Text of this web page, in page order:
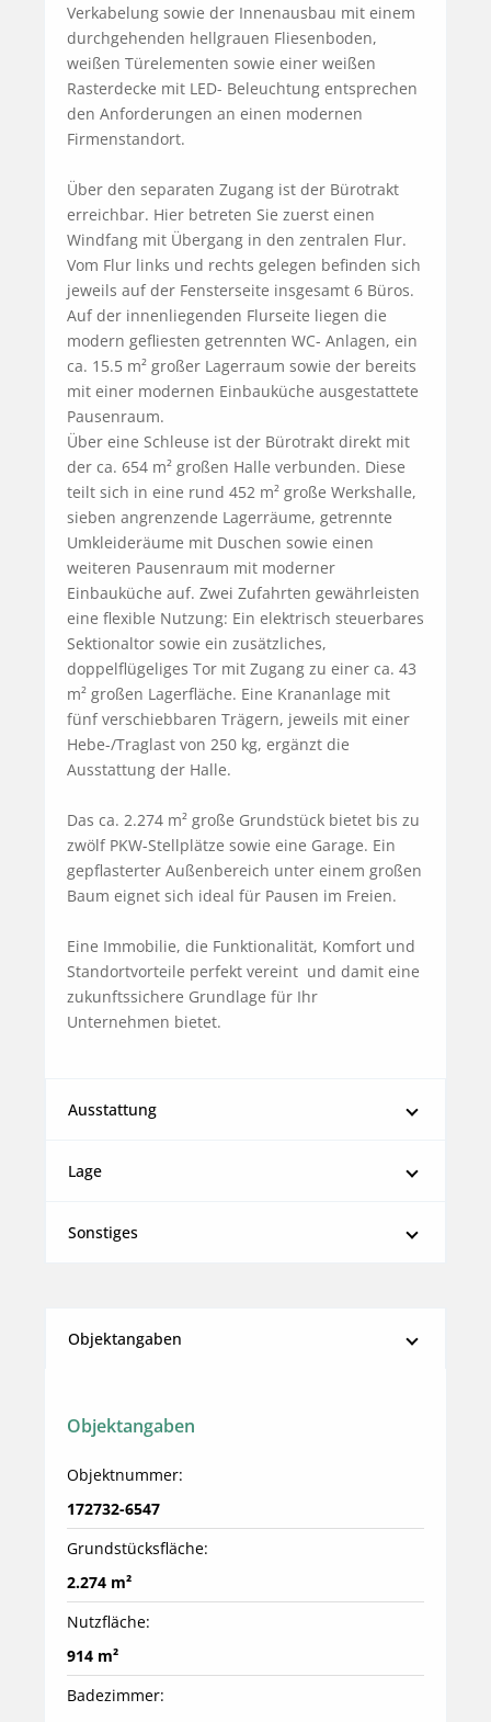
Verkabelung sowie der Innenausbau mit einem
durchgehenden hellgrauen Fliesenboden,
weißen Türelementen sowie einer weißen
Rasterdecke mit LED- Beleuchtung entsprechen
den Anforderungen an einen modernen
Firmenstandort.
Über den separaten Zugang ist der Bürotrakt
erreichbar. Hier betreten Sie zuerst einen
Windfang mit Übergang in den zentralen Flur.
Vom Flur links und rechts gelegen befinden sich
jeweils auf der Fensterseite insgesamt 6 Büros.
Auf der innenliegenden Flurseite liegen die
modern gefliesten getrennten WC- Anlagen, ein
ca. 15.5 m² großer Lagerraum sowie der bereits
mit einer modernen Einbauküche ausgestattete
Pausenraum.
Über eine Schleuse ist der Bürotrakt direkt mit
der ca. 654 m² großen Halle verbunden. Diese
teilt sich in eine rund 452 m² große Werkshalle,
sieben angrenzende Lagerräume, getrennte
Umkleideräume mit Duschen sowie einen
weiteren Pausenraum mit moderner
Einbauküche auf. Zwei Zufahrten gewährleisten
eine flexible Nutzung: Ein elektrisch steuerbares
Sektionaltor sowie ein zusätzliches,
doppelflügeliges Tor mit Zugang zu einer ca. 43
m² großen Lagerfläche. Eine Krananlage mit
fünf verschiebbaren Trägern, jeweils mit einer
Hebe-/Traglast von 250 kg, ergänzt die
Ausstattung der Halle.
Das ca. 2.274 m² große Grundstück bietet bis zu
zwölf PKW-Stellplätze sowie eine Garage. Ein
gepflasterter Außenbereich unter einem großen
Baum eignet sich ideal für Pausen im Freien.
Eine Immobilie, die Funktionalität, Komfort und
Standortvorteile perfekt vereint  und damit eine
zukunftssichere Grundlage für Ihr
Unternehmen bietet.
Ausstattung
Lage
Sonstiges
Objektangaben
Objektangaben
Objektnummer:
172732-6547
Grundstücksfläche:
2.274 m²
Nutzfläche:
914 m²
Badezimmer: